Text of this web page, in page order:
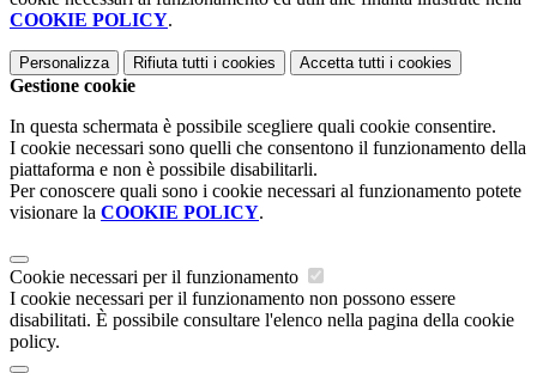
COOKIE POLICY.
Personalizza Rifiuta tutti i cookies Accetta tutti i cookies
Gestione cookie
In questa schermata è possibile scegliere quali cookie consentire.
I cookie necessari sono quelli che consentono il funzionamento della
piattaforma e non è possibile disabilitarli.
Per conoscere quali sono i cookie necessari al funzionamento potete
visionare la COOKIE POLICY.
Cookie necessari per il funzionamento
I cookie necessari per il funzionamento non possono essere
disabilitati. È possibile consultare l'elenco nella pagina della cookie
policy.